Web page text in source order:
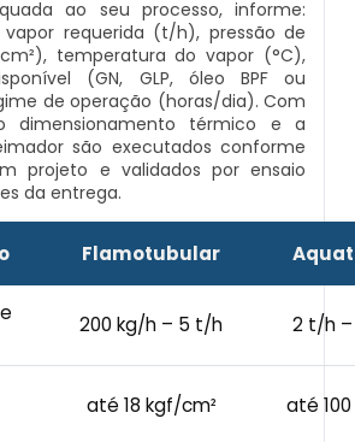
De Ar Para Caldeira
Industriais
Serviços De Caldeiraria
Diesel
Caldeira A Diesel
De Caldeiras
De Caldeiras
Caldeiras A Gasóleo Rj
Caldeiras Em Rj
De Caldeiras Rj
Inspeção De Caldeiras Rj
Em Caldeiras Industriais Em Rj
De Caldeiras Aquatubulares
De Caldeiras Flamotubulares
Serviços Montagem De Caldeiras
Caldeiras
Caldeiras A Vapor
A Vapor
De Vapor
A Vapor
A Vapor
E Geração De Energia Elétrica
ao seu processo, informe:
requerida (t/h), pressão de
temperatura do vapor (°C),
(GN, GLP, óleo BPF ou
de operação (horas/dia). Com
dimensionamento térmico e a
são executados conforme
projeto e validados por ensaio
da entrega.
Flamotubular
200 kg/h – 5 t/h 2 t/h
até 18 kgf/cm² até